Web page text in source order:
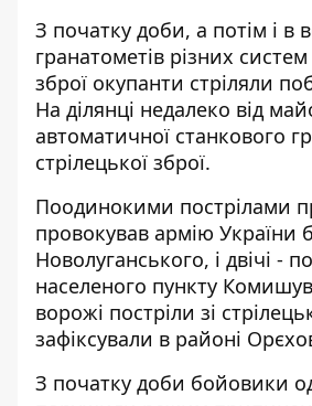
З початку доби, а потім і в
гранатометів різних систем
зброї окупанти стріляли
На ділянці недалеко від
автоматичної станкового
стрілецької зброї.
Поодинокими пострілами
провокував армію України
Новолуганського, і двічі -
населеного пункту
ворожі постріли зі
зафіксували в районі
З початку доби бойовики